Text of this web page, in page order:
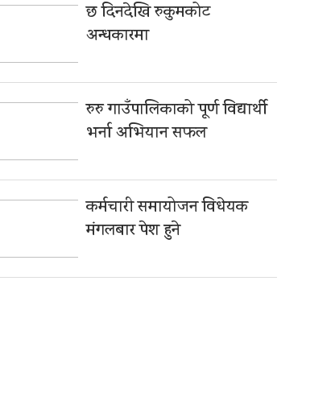
छ दिनदेखि रुकुमकोट
अन्धकारमा
रुरु गाउँपालिकाको पूर्ण विद्यार्थी
भर्ना अभियान सफल
कर्मचारी समायोजन विधेयक
मंगलबार पेश हुने